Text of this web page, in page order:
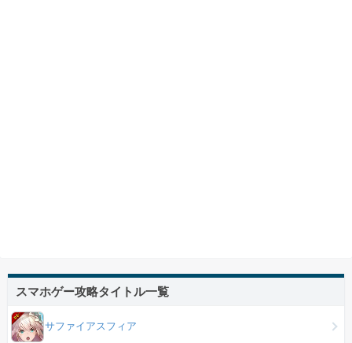
スマホゲー攻略タイトル一覧
サファイアスフィア